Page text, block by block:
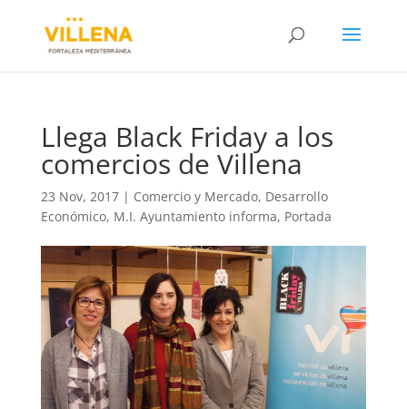
Llega Black Friday a los
comercios de Villena
23 Nov, 2017| Comercio y Mercado, Desarrollo
Económico, M.I. Ayuntamiento informa, Portada